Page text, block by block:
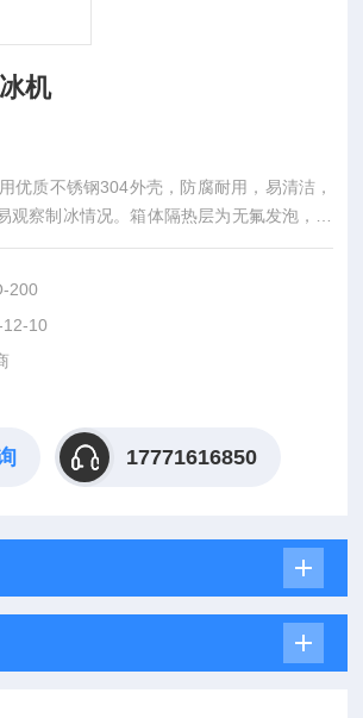
机
优质不锈钢304外壳，防腐耐用，易清洁，
观察制冰情况。箱体隔热层为无氟发泡，保
氟抑菌型，节能环保。采用优质品牌压缩
，认证零部件，安全可靠。
200
12-10
17771616850